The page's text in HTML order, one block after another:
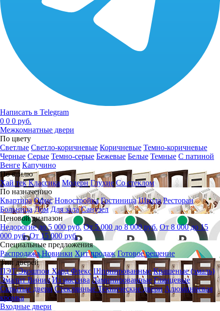
Написать в Telegram
0 0 0 руб.
Межкомнатные двери
По цвету
Светлые Светло-коричневые Коричневые Темно-коричневые
Черные Серые Темно-серые Бежевые Белые Темные С патиной
Венге Капучино
По стилю
Хай тек Классика Модерн Глухие Со стеклом
По назначению
Квартира Офис Новостройка Гостиница Школа Ресторан
Больница Дом Для зала Санузел
Ценовой диапазон
Недорогие до 5 000 руб. От 5 000 до 8 000 руб. От 8 000 до 15
000 руб. От 15 000 руб.
Специальные предложения
Распродажа Новинки Хит продаж Готовое решение
Тип дверей
ПЭТЭкошпон Хард Флекс Шпонированные Крашеные (эмаль)
ЭмалитВинил Из массива Ламинированные Глянцевые
Скрытые двери СтеклянныеТехнические двери Алюминиевая
кромка
Входные двери